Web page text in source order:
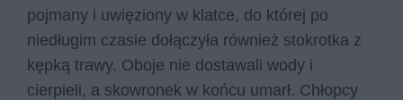
pojmany i uwięziony w klatce, do której po
niedługim czasie dołączyła również stokrotka z
kępką trawy. Oboje nie dostawali wody i
cierpieli, a skowronek w końcu umarł. Chłopcy